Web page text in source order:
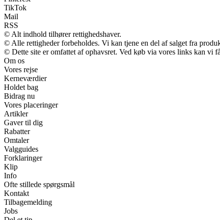
TikTok
Mail
RSS
© Alt indhold tilhører rettighedshaver.
© Alle rettigheder forbeholdes. Vi kan tjene en del af salget fra
© Dette site er omfattet af ophavsret. Ved køb via vores links kan vi
Om os
Vores rejse
Kerneværdier
Holdet bag
Bidrag nu
Vores placeringer
Artikler
Gaver til dig
Rabatter
Omtaler
Valgguides
Forklaringer
Klip
Info
Ofte stillede spørgsmål
Kontakt
Tilbagemelding
Jobs